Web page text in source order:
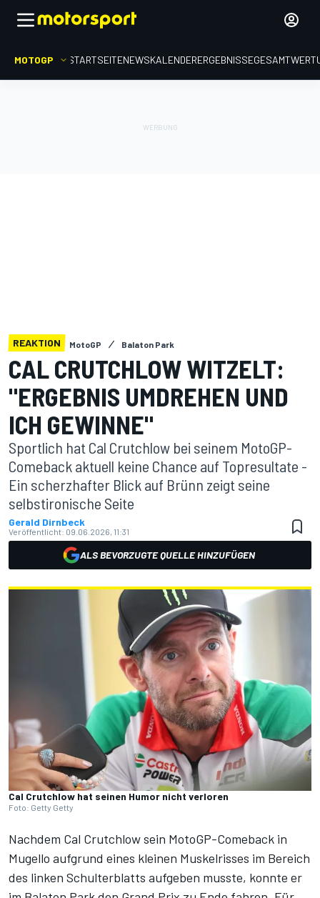
MOTOGP STARTSEITENEWSKALENDERERGEBNISSE
REAKTION MotoGP Balaton Park
CAL CRUTCHLOW WITZELT:
"ERGEBNIS UMDREHEN UND
ICH GEWINNE"
Sportlich hat Cal Crutchlow bei seinem MotoGP-
Comeback aktuell keine Chance auf Topresultate -
Ein scherzhafter Blick auf Brünn zeigt seine
selbstironische Seite
Gerald Dirnbeck
Veröffentlicht: 09.06.2026, 11:31
ALS BEVORZUGTE QUELLE HINZUFÜGEN
Cal Crutchlow hat seinen Humor nicht verloren
Foto: Getty Getty
Nachdem Cal Crutchlow sein MotoGP-Comeback in
Mugello aufgrund eines kleinen Muskelrisses im Bereich
des linken Schulterblatts aufgeben musste, konnte er